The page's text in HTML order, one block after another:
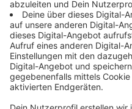
Beispielsweise an der
Abstimmungsgespräche
Wipperfürth und den
Als nächstes wird jetzt
Zuständigkeit das
Vorstudie zur
damit sehr gut in der